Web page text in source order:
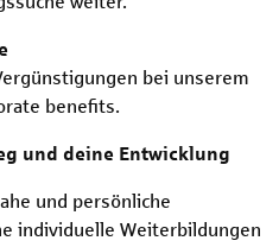
bei unserem
benefits.
und deine Entwicklung
und persönliche
individuelle Weiterbildungen